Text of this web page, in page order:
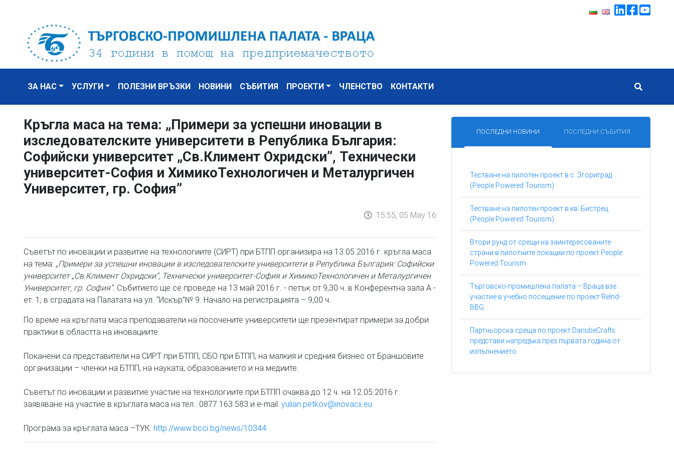
ЗА НАС УСЛУГИ ПОЛЕЗНИ ВРЪЗКИ НОВИНИ СЪБИТИЯ ПРОЕКТИ ЧЛЕНСТВО КОНТАКТИ
Кръгла маса на тема: „Примери за успешни иновации в
изследователските университети в Република България:
Софийски университет „Св.Климент Охридски”, Технически
университет-София и ХимикоТехнологичен и Металургичен
Университет, гр. София”
15:55, 05 May 16
Съветът по иновации и развитие на технологиите (СИРТ) при БТПП организира на 13.05.2016 г. кръгла маса
на тема: „Примери за успешни иновации в изследователските университети в Република България: Софийски
университет „Св.Климент Охридски”, Технически университет-София иХимикоТехнологичен и Металургичен
Университет, гр. София”. Събитието ще се проведе на 13 май 2016 г. - петък от 9,30 ч. в Конферентна зала А -
ет. 1, в сградата на Палатата на ул. “Искър”№ 9. Начало на регистрацията – 9,00 ч.
По време на кръглата маса преподаватели на посочените университети ще презентират примери за добри
практики в областта на иновациите.
Поканени са представители на СИРТ при БТПП, СБО при БТПП, на малкия и средния бизнес от Браншовите
организации – членки на БТПП, на науката, образованието и на медиите.
Съветът по иновации и развитие участие на технологиите при БТПП очаква до 12 ч. на 12.05.2016 г.
заявяване на участие в кръглата маса на тел.: 0877 163 583 и e-mail: yulian.petkov@inovacii.eu
Програма за кръглата маса –ТУК: http://www.bcci.bg/news/10344
ПОСЛЕДНИ НОВИНИ ПОСЛЕДНИ СЪБИТИЯ
Тестване на пилотен проект в с. Згориград
(People Powered Tourism)
Тестване на пилотен проект в кв. Бистрец
(People Powered Tourism)
Втори рунд от срещи на заинтересованите
страни в пилотните локации по проект People
Powered Tourism
Търговско-промишлена палата – Враца взе
участие в учебно посещение по проект ReInd-
BBG
Партньорска среща по проект DanubeCrafts
представи напредъка през първата година от
изпълнението